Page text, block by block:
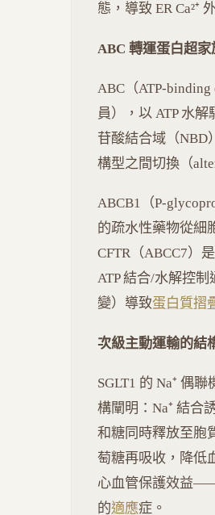
態，導致 ER Ca²⁺
ABC 轉運蛋白超家
ABC（ATP-
員），以 ATP 水
苷酸結合域（NBD
構型之間切換（
ABCB1（P-
的疏水性藥物從細
CFTR（ABCC7）
ATP 結合/水解控
變）導致蛋白質摺
次級主動運輸的結
SGLT1 的 Na⁺ 偶
構闡明：Na⁺ 結合
和糖同時釋放至胞
萄糖再吸收，降低
心血管保護效益
的適應症。